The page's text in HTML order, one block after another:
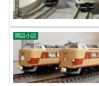
閑話小話